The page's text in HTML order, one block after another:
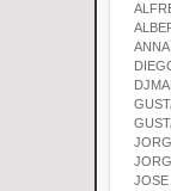
ANNA
JOSE